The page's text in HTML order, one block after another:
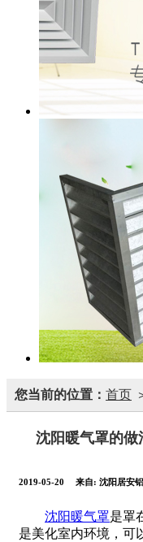
您当前的位置： 首页
沈阳暖气罩​的
2019-05-20 来自: 沈阳居安
沈阳暖气罩是罩
是美化室内环境，可